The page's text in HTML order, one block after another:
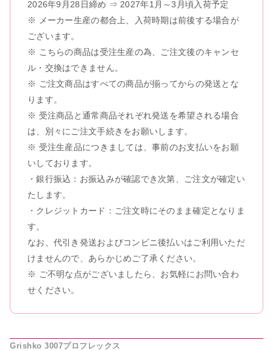
2026年9月28日締め ⇒ 2027年1月～3月頃入荷予定
※ メーカー生産の都合上、入荷時期は前後する場合が
ございます。
※ こちらの商品は受注生産の為、ご注文後のキャンセ
ル・交換はできません。
※ ご注文商品はすべての商品が揃ってからの発送とな
ります。
※ 受注商品と通常商品それぞれ発送を希望される場合
は、別々にご注文手続きをお願いします。
※ 受注生産品につきましては、事前のお支払いをお願
いしております。
・銀行振込：お振込みが確認でき次第、ご注文が確定い
たします。
・クレジットカード：ご注文時にそのまま確定となりま
す。
なお、代引き発送およびコンビニ後払いはご利用いただ
けませんので、あらかじめご了承ください。
※ ご不明な点がございましたら、お気軽にお問い合わ
せください。
Grishko 3007プロフレックス